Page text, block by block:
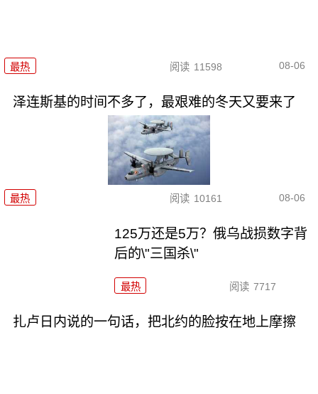
最热 阅读 11598 08-06
泽连斯基的时间不多了，最艰难的冬天又要来了
最热 阅读 10161 08-06
125万还是5万？俄乌战损数字背
后的\"三国杀\"
最热 阅读 7717
扎卢日内说的一句话，把北约的脸按在地上摩擦